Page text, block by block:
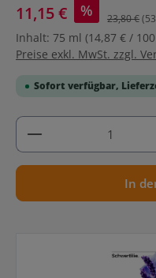
11,15 € % 23,80 €
Inhalt: 75 ml (14,87 € /
Preise exkl. MwSt. zzgl.
Sofort verfügbar,
Produkt Anzahl: Gib
In